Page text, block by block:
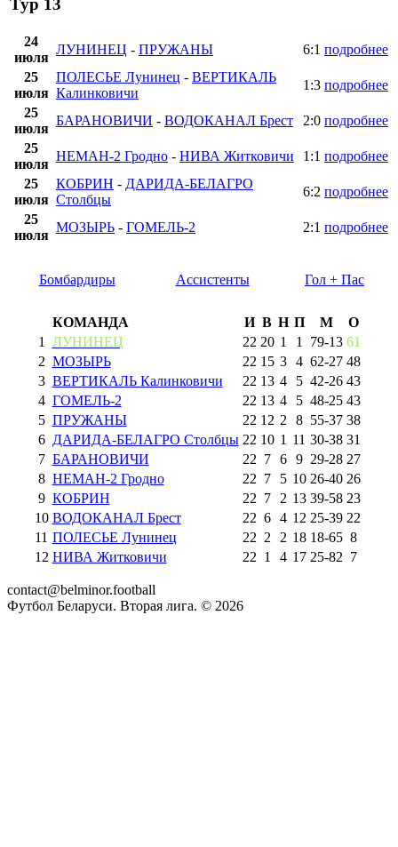
Тур 13
24
июля
ЛУНИНЕЦ - ПРУЖАНЫ 6:1 подробнее
25
июля
ПОЛЕСЬЕ Лунинец - ВЕРТИКАЛЬ
Калинковичи
1:3 подробнее
25
июля
БАРАНОВИЧИ - ВОДОКАНАЛ Брест 2:0 подробнее
25
июля
НЕМАН-2 Гродно - НИВА Житковичи 1:1 подробнее
25
июля
КОБРИН - ДАРИДА-БЕЛАГРО
Столбцы
6:2 подробнее
25
июля
МОЗЫРЬ - ГОМЕЛЬ-2 2:1 подробнее
Бомбардиры Ассистенты Гол + Пас
КОМАНДА И В Н П М
О
1
ЛУНИНЕЦ 22 20 1 1 79-13 61
2 МОЗЫРЬ 22 15 3 4 62-27 48
3 ВЕРТИКАЛЬ Калинковичи 22 13 4 5 42-26 43
4 ГОМЕЛЬ-2 22 13 4 5 48-25 43
5 ПРУЖАНЫ 22 12 2 8 55-37 38
6 ДАРИДА-БЕЛАГРО Столбцы 22 10 1 11 30-38 31
7 БАРАНОВИЧИ 22 7 6 9 29-28 27
8 НЕМАН-2 Гродно 22 7 5 10 26-40 26
9 КОБРИН 22 7 2 13 39-58 23
10 ВОДОКАНАЛ Брест 22 6 4 12 25-39 22
11 ПОЛЕСЬЕ Лунинец 22 2 2 18 18-65 8
12 НИВА Житковичи 22 1 4 17 25-82 7
contact@belminor.football
Футбол Беларуси. Вторая лига. © 2026